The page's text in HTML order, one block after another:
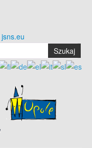
jsns.eu
Szukaj